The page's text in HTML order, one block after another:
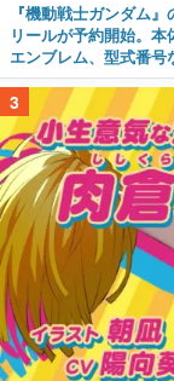
『機動戦士ガンダム
リールが予約開始。
エンブレム、型式番号
3